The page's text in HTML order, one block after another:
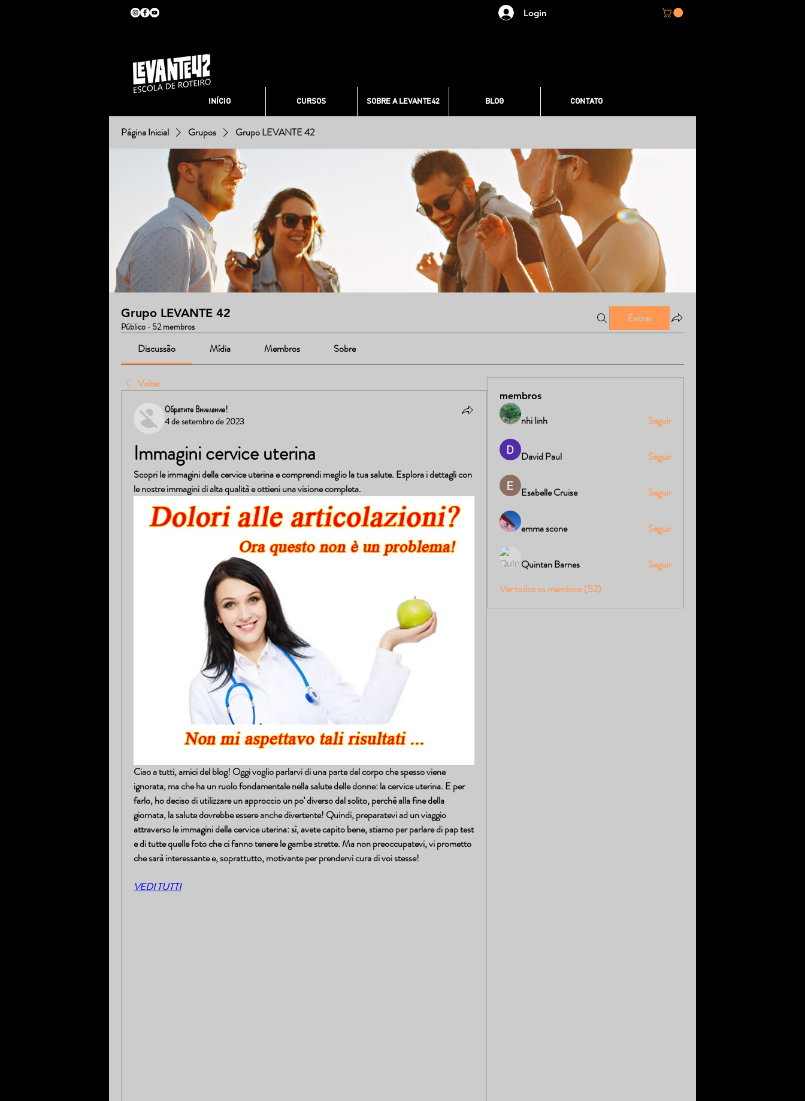
Login
INÍCIO CURSOS SOBRE A LEVANTE42 BLOG CONTATO
Página Inicial Grupos Grupo LEVANTE 42
Grupo LEVANTE 42
Público · 52 membros
Entrar
Discussão Mídia Membros Sobre
Voltar
Обратите Внимание!
4 de setembro de 2023
Immagini cervice uterina
Scopri le immagini della cervice uterina e comprendi meglio la tua salute. Esplora i dettagli con
le nostre immagini di alta qualità e ottieni una visione completa.
Ciao a tutti, amici del blog! Oggi voglio parlarvi di una parte del corpo che spesso viene
ignorata, ma che ha un ruolo fondamentale nella salute delle donne: la cervice uterina. E per
farlo, ho deciso di utilizzare un approccio un po' diverso dal solito, perché alla fine della
giornata, la salute dovrebbe essere anche divertente! Quindi, preparatevi ad un viaggio
attraverso le immagini della cervice uterina: sì, avete capito bene, stiamo per parlare di pap test
e di tutte quelle foto che ci fanno tenere le gambe strette. Ma non preoccupatevi, vi prometto
che sarà interessante e, soprattutto, motivante per prendervi cura di voi stesse!
VEDI TUTTI
membros
nhi linh Seguir
David Paul Seguir
Esabelle Cruise Seguir
emma scone Seguir
Quintan Barnes
Seguir
Ver todos os membros (52)